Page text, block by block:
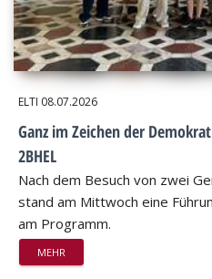
ELTI 08.07.2026
Ganz im Zeichen der
2BHEL
Nach dem Besuch von zwei
stand am Mittwoch eine
am Programm.
MEHR